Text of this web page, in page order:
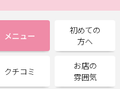
メニュー
初めての
方へ
クチコミ
お店の
雰囲気